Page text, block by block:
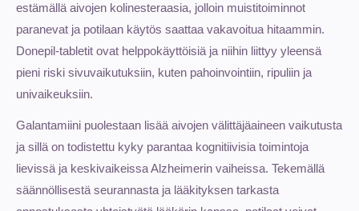
estämällä aivojen kolinesteraasia, jolloin muistitoiminnot
paranevat ja potilaan käytös saattaa vakavoitua hitaammin.
Donepil-tabletit ovat helppokäyttöisiä ja niihin liittyy yleensä
pieni riski sivuvaikutuksiin, kuten pahoinvointiin, ripuliin ja
univaikeuksiin.
Galantamiini puolestaan lisää aivojen välittäjäaineen vaikutusta
ja sillä on todistettu kyky parantaa kognitiivisia toimintoja
lievissä ja keskivaikeissa Alzheimerin vaiheissa. Tekemällä
säännöllisestä seurannasta ja lääkityksen tarkasta